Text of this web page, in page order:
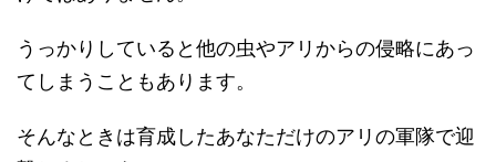
うっかりしていると他の虫やアリからの侵略にあっ
てしまうこともあります。
そんなときは育成したあなただけのアリの軍隊で迎